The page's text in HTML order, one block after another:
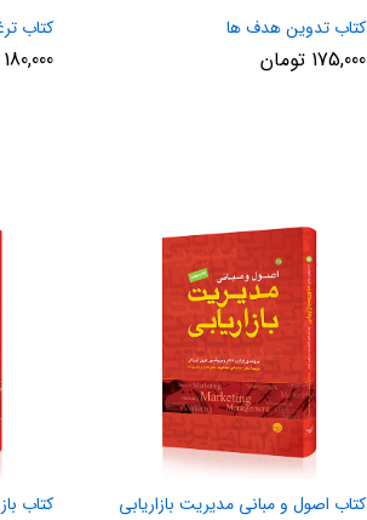
کتاب تدوین هدف ها
175,000 تومان
کتاب
180,000
کتاب اصول و مبانی مدیریت بازاریابی کتاب